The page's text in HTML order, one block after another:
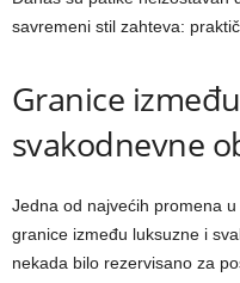
savremeni stil zahteva:
Granice
svakodnevne
Jedna od najvećih promena
granice između luksuzne i
nekada bilo rezervisano za